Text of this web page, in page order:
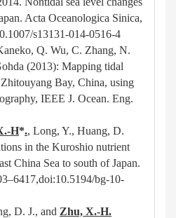
Acta Oceanologica Sinica,
s13131-014-0516-4
Q. Wu, C. Zhang, N.
(2013): Mapping tidal
Bay, China, using
IEEE J. Ocean. Eng.
H*., Long, Y., Huang, D.
in the Kuroshio nutrient
China Sea to south of Japan.
bg-10-
D. J., and Zhu, X.-H.